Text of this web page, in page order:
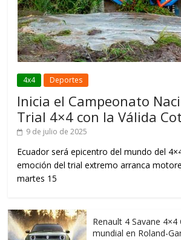
4x4 Deportes
Inicia el Campeonato
Trial 4×4 con la Válida
9 de julio de 2025
Ecuador será epicentro del mundo del
emoción del trial extremo arranca
martes 15
Renault 4 Savane
mundial en Roland-